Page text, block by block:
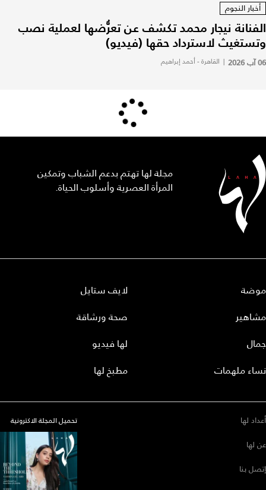
أخبار النجوم
الفنانة نيجار محمد تكشف عن تعرُّضها لعملية نصب
وتستغيث لاسترداد حقها (فيديو)
06 آب 2026 | القاهرة - أحمد إبراهيم
مجلة لها تهتم بدعم الشباب وتمكين
المرأة العصرية وأسلوب الحياة.
موضة
مشاهير
جمال
نساء ملهمات
لايف ستايل
صحة ورشاقة
لها فيديو
مطبخ لها
أعداد لها
عن لها
إتصل بنا
تحميل المجلة الاكترونية